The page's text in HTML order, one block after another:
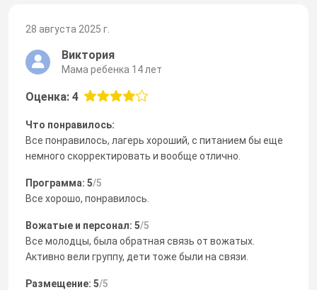
28 августа 2025 г.
Виктория
Мама ребенка 14 лет
Оценка: 4
Что понравилось:
Все понравилось, лагерь хороший, с питанием бы еще
немного скорректировать и вообще отлично.
Программа: 5/5
Все хорошо, понравилось.
Вожатые и персонал: 5/5
Все молодцы, была обратная связь от вожатых.
Активно вели группу, дети тоже были на связи.
Размещение: 5/5